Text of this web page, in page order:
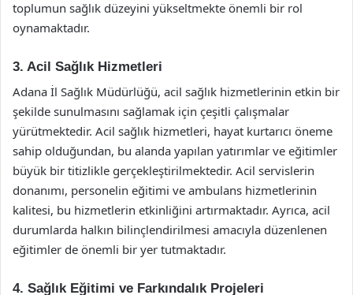
toplumun sağlık düzeyini yükseltmekte önemli bir rol
oynamaktadır.
3. Acil Sağlık Hizmetleri
Adana İl Sağlık Müdürlüğü, acil sağlık hizmetlerinin etkin bir
şekilde sunulmasını sağlamak için çeşitli çalışmalar
yürütmektedir. Acil sağlık hizmetleri, hayat kurtarıcı öneme
sahip olduğundan, bu alanda yapılan yatırımlar ve eğitimler
büyük bir titizlikle gerçekleştirilmektedir. Acil servislerin
donanımı, personelin eğitimi ve ambulans hizmetlerinin
kalitesi, bu hizmetlerin etkinliğini artırmaktadır. Ayrıca, acil
durumlarda halkın bilinçlendirilmesi amacıyla düzenlenen
eğitimler de önemli bir yer tutmaktadır.
4. Sağlık Eğitimi ve Farkındalık Projeleri